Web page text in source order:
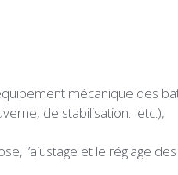
mécanique des
de stabilisation…etc.),
l’ajustage et le réglage